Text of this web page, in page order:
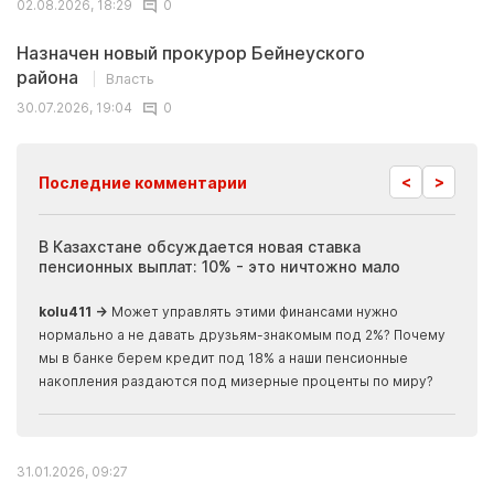
02.08.2026, 18:29
0
Назначен новый прокурор Бейнеуского
района
Власть
30.07.2026, 19:04
0
Последние комментарии < >
В Казахстане обсуждается новая ставка
пенсионных выплат: 10% - это ничтожно мало
kolu411 → Может управлять этими финансами нужно
нормально а не давать друзьям-знакомым под 2%? Почему
мы в банке берем кредит под 18% а наши пенсионные
накопления раздаются под мизерные проценты по миру?
31.01.2026, 09:27